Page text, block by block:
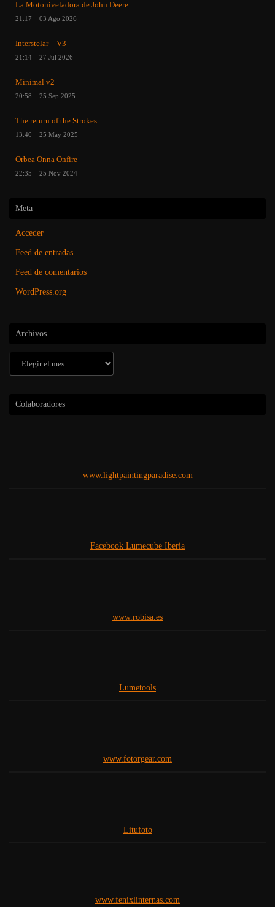
La Motoniveladora de John Deere
21:17 03 Ago 2026
Interstelar – V3
21:14 27 Jul 2026
Minimal v2
20:58 25 Sep 2025
The return of the Strokes
13:40 25 May 2025
Orbea Onna Onfire
22:35 25 Nov 2024
Meta
Acceder
Feed de entradas
Feed de comentarios
WordPress.org
Archivos
Colaboradores
www.lightpaintingparadise.com
Facebook Lumecube Iberia
www.robisa.es
Lumetools
www.fotorgear.com
Litufoto
www.fenixlinternas.com